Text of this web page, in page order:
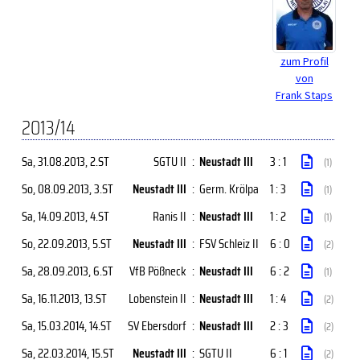
zum Profil
von
Frank Staps
2013/14
Sa, 31.08.2013, 2.ST SGTU II : Neustadt III 3 : 1 (1)
So, 08.09.2013, 3.ST Neustadt III : Germ. Krölpa 1 : 3 (1)
Sa, 14.09.2013, 4.ST Ranis II : Neustadt III 1 : 2 (1)
So, 22.09.2013, 5.ST Neustadt III : FSV Schleiz II 6 : 0 (2)
Sa, 28.09.2013, 6.ST VfB Pößneck : Neustadt III 6 : 2 (1)
Sa, 16.11.2013, 13.ST Lobenstein II : Neustadt III 1 : 4 (2)
Sa, 15.03.2014, 14.ST SV Ebersdorf : Neustadt III 2 : 3 (2)
Sa, 22.03.2014, 15.ST Neustadt III : SGTU II 6 : 1 (2)